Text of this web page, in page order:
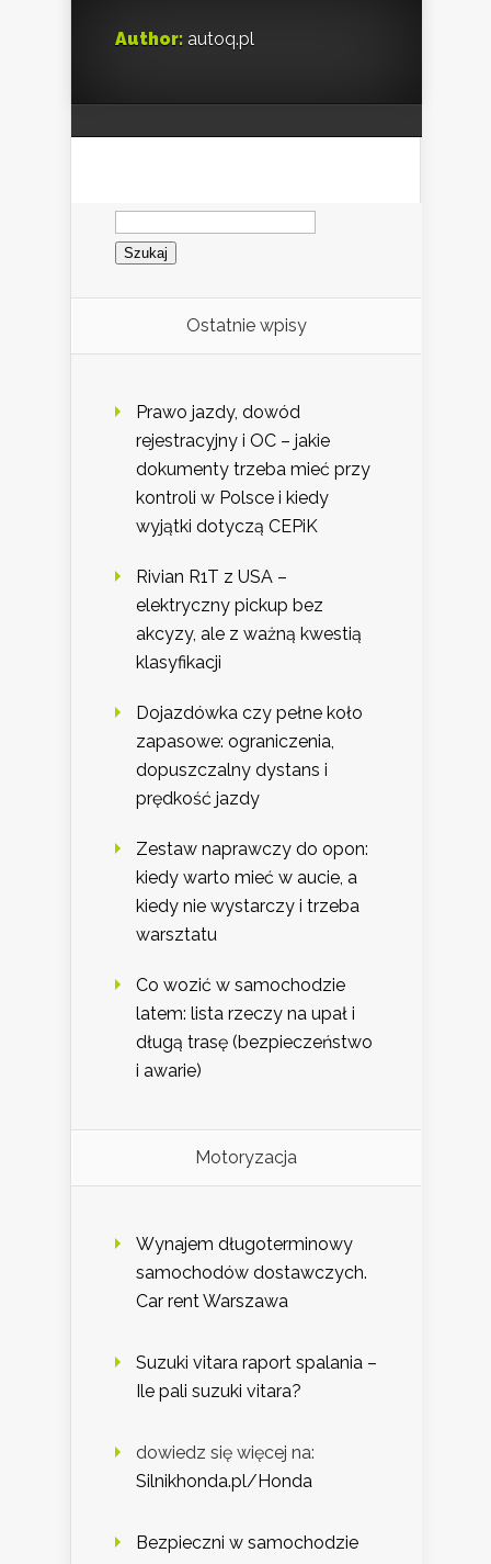
Author: autoq.pl
Szukaj:
Ostatnie wpisy
Prawo jazdy, dowód
rejestracyjny i OC – jakie
dokumenty trzeba mieć przy
kontroli w Polsce i kiedy
wyjątki dotyczą CEPiK
Rivian R1T z USA –
elektryczny pickup bez
akcyzy, ale z ważną kwestią
klasyfikacji
Dojazdówka czy pełne koło
zapasowe: ograniczenia,
dopuszczalny dystans i
prędkość jazdy
Zestaw naprawczy do opon:
kiedy warto mieć w aucie, a
kiedy nie wystarczy i trzeba
warsztatu
Co wozić w samochodzie
latem: lista rzeczy na upał i
długą trasę (bezpieczeństwo
i awarie)
Motoryzacja
Wynajem długoterminowy
samochodów dostawczych.
Car rent Warszawa
Suzuki vitara raport spalania –
Ile pali suzuki vitara?
dowiedz się więcej na:
Silnikhonda.pl/Honda
Bezpieczni w samochodzie